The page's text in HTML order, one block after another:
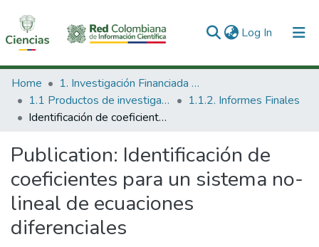
Log In (current)
Communities & Collections
All of DSpace
Home
1. Investigación Financiada con Recursos Públicos
1.1 Productos de investigación
1.1.2. Informes Finales
Identificación de coeficientes para un sistema no-lineal de ecuaciones diferenciales
Publication: Identificación de
coeficientes para un sistema no-
lineal de ecuaciones
diferenciales